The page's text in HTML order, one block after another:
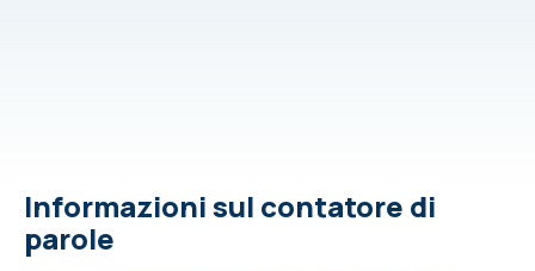
Informazioni sul contatore di
parole